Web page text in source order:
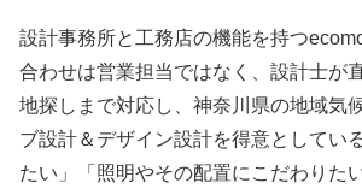
設計事務所と工務店の機能を持つ
合わせは営業担当ではなく、設計士が
地探しまで対応し、神奈川県の地域気
ブ設計＆デザイン設計を得意としてい
たい」「照明やその配置にこだわりた